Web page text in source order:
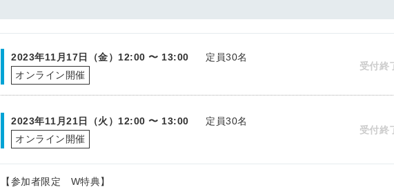
2023年11月17日（金） 12:00 〜 13:00
定員30名
オンライン開催
受付終
2023年11月21日（火） 12:00 〜 13:00
定員30名
オンライン開催
受付終
【参加者限定 W特典】